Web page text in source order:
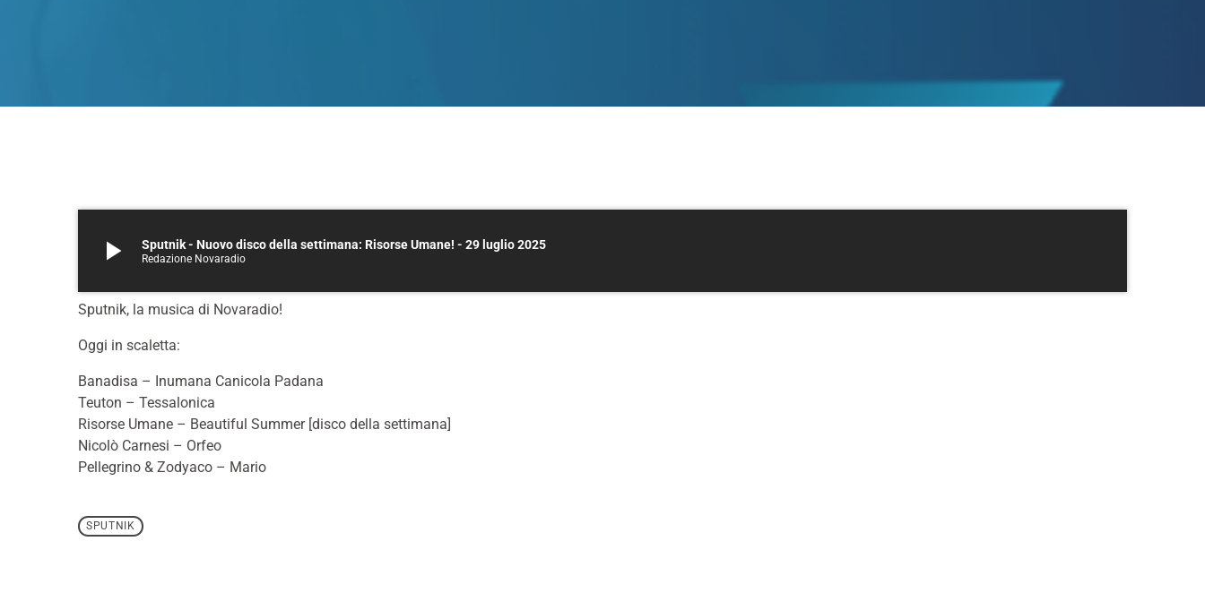
play_arrow Sputnik - Nuovo disco della settimana: Risorse Umane! - 29 luglio 2025
Redazione Novaradio
Sputnik, la musica di Novaradio!
Oggi in scaletta:
Banadisa – Inumana Canicola Padana
Teuton – Tessalonica
Risorse Umane – Beautiful Summer [disco della settimana]
Nicolò Carnesi – Orfeo
Pellegrino & Zodyaco – Mario
SPUTNIK